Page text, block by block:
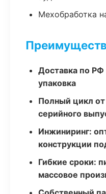
Мехобработка
Доставка по РФ
упаковка
Полный цикл
серийного
Инжиниринг:
конструкции
Гибкие сроки:
массовое